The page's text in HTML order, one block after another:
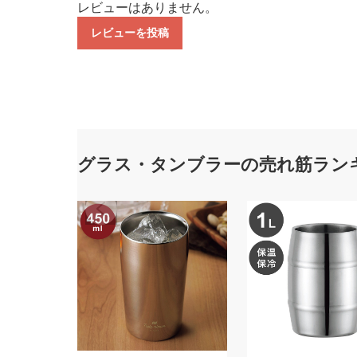
レビューはありません。
レビューを投稿
グラス・タンブラーの売れ筋ラン